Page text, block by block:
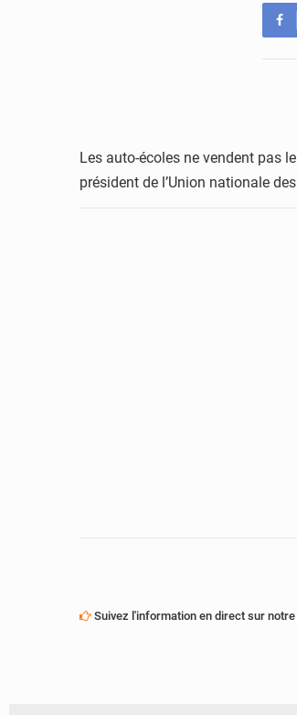
Les auto-écoles ne vendent pas
président de l’Union nationale
Suivez l'information en direct sur